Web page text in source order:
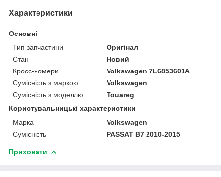
Характеристики
Основні
Тип запчастини
Оригінал
Стан
Новий
Кросс-номери
Volkswagen 7L6853601A
Сумісність з маркою
Volkswagen
Сумісність з моделлю
Touareg
Користувальницькі характеристики
Марка
Volkswagen
Сумісність
PASSAT B7 2010-2015
Приховати